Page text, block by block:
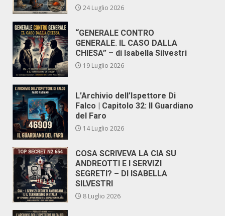
24 Luglio 2026
“GENERALE CONTRO
GENERALE. IL CASO DALLA
CHIESA” – di Isabella Silvestri
19 Luglio 2026
L’Archivio dell’Ispettore Di
Falco | Capitolo 32: Il Guardiano
del Faro
14 Luglio 2026
COSA SCRIVEVA LA CIA SU
ANDREOTTI E I SERVIZI
SEGRETI? – DI ISABELLA
SILVESTRI
8 Luglio 2026